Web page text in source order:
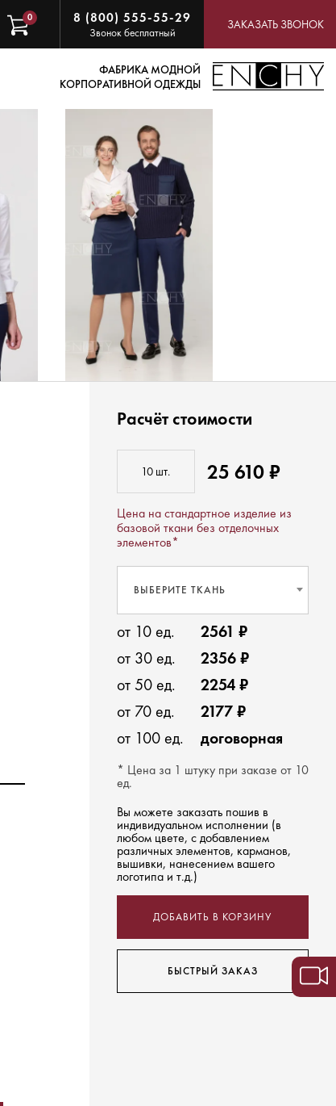
0 8 (800) 555-55-29
Звонок бесплатный
ЗАКАЗАТЬ ЗВОНОК
ФАБРИКА МОДНОЙ
КОРПОРАТИВНОЙ ОДЕЖДЫ
Расчёт стоимости
25 610 ₽
Цена на стандартное изделие из
базовой ткани без отделочных
элементов*
ВЫБЕРИТЕ ТКАНЬ
от 10 ед.
2561 ₽
от 30 ед.
2356 ₽
от 50 ед.
2254 ₽
от 70 ед.
2177 ₽
от 100 ед.
договорная
* Цена за 1 штуку при заказе от 10
ед.
Вы можете заказать пошив в
индивидуальном исполнении (в
любом цвете, с добавлением
различных элементов, карманов,
вышивки, нанесением вашего
логотипа и т.д.)
ДОБАВИТЬ В КОРЗИНУ
БЫСТРЫЙ ЗАКАЗ